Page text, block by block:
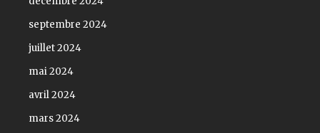
septembre 2024
juillet 2024
mai 2024
avril 2024
mars 2024